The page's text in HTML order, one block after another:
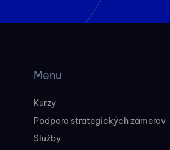
Menu
Kurzy
Podpora strategických zámerov
Služby